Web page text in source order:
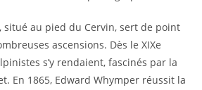
situé au pied du Cervin, sert de point
ascensions. Dès le XIXe
s’y rendaient, fascinés par la
En 1865, Edward Whymper réussit la